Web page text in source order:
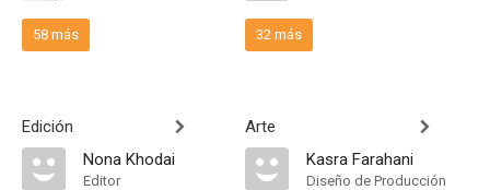
58 más
Edición
Nona Khodai
Editor
32 más
Arte
Kasra Farahani
Diseño de Producción